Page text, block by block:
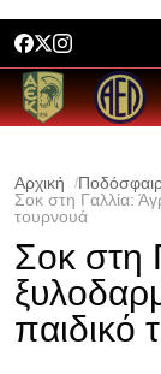
Αρχική
Σοκ στη Γαλλία:
τουρνουά
Σοκ στη
παιδικό